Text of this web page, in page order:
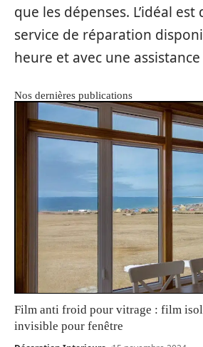
que les dépenses. L’idéal
service de réparation
heure et avec une
Nos dernières publications
Film anti froid pour vitrage : film
invisible pour fenêtre